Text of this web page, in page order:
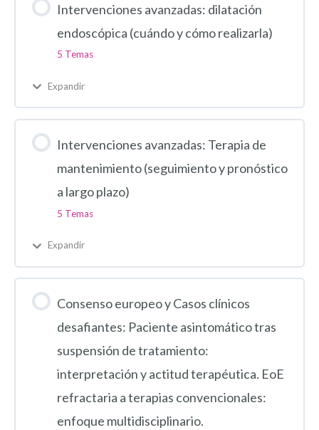
Intervenciones avanzadas: dilatación
endoscópica (cuándo y cómo realizarla)
5 Temas
Expandir
Intervenciones avanzadas: Terapia de
mantenimiento (seguimiento y pronóstico
a largo plazo)
5 Temas
Expandir
Consenso europeo y Casos clínicos
desafiantes: Paciente asintomático tras
suspensión de tratamiento:
interpretación y actitud terapéutica. EoE
refractaria a terapias convencionales:
enfoque multidisciplinario.